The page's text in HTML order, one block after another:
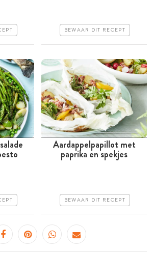
Erg makkelijk
BEWAAR DIT RECEPT
en 1
Tussen 30 minuten en 1
Aardappelpapillot met
paprika en spekjes
BEWAAR DIT RECEPT